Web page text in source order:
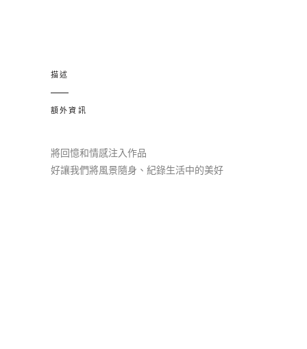
咪
925
純
環
quantity
描述
額外資訊
將回憶和情感注入作品
好讓我們將風景隨身、紀錄生活中的美好